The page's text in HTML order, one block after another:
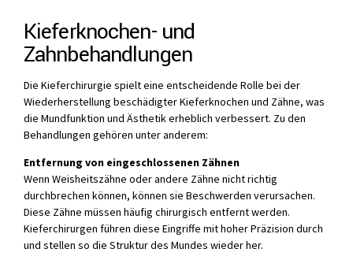
Kieferknochen- und
Zahnbehandlungen
Die Kieferchirurgie spielt eine entscheidende Rolle bei der
Wiederherstellung beschädigter Kieferknochen und Zähne, was
die Mundfunktion und Ästhetik erheblich verbessert. Zu den
Behandlungen gehören unter anderem:
Entfernung von eingeschlossenen Zähnen
Wenn Weisheitszähne oder andere Zähne nicht richtig
durchbrechen können, können sie Beschwerden verursachen.
Diese Zähne müssen häufig chirurgisch entfernt werden.
Kieferchirurgen führen diese Eingriffe mit hoher Präzision durch
und stellen so die Struktur des Mundes wieder her.